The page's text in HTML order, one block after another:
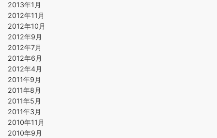
2013年1月
2012年11月
2012年10月
2012年9月
2012年7月
2012年6月
2012年4月
2011年9月
2011年8月
2011年5月
2011年3月
2010年11月
2010年9月